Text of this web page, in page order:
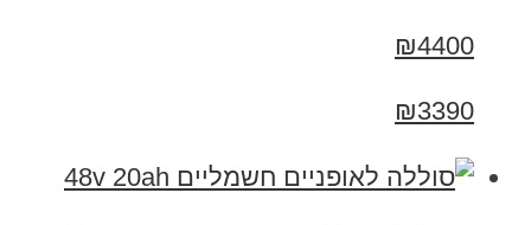
₪4400
₪3390